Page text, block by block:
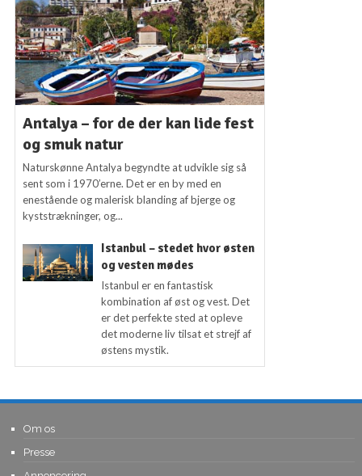
Antalya – for de der kan lide fest
og smuk natur
Naturskønne Antalya begyndte at udvikle sig så
sent som i 1970’erne. Det er en by med en
enestående og malerisk blanding af bjerge og
kyststrækninger, og...
Istanbul – stedet hvor østen
og vesten mødes
Istanbul er en fantastisk
kombination af øst og vest. Det
er det perfekte sted at opleve
det moderne liv tilsat et strejf af
østens mystik.
Om os
Presse